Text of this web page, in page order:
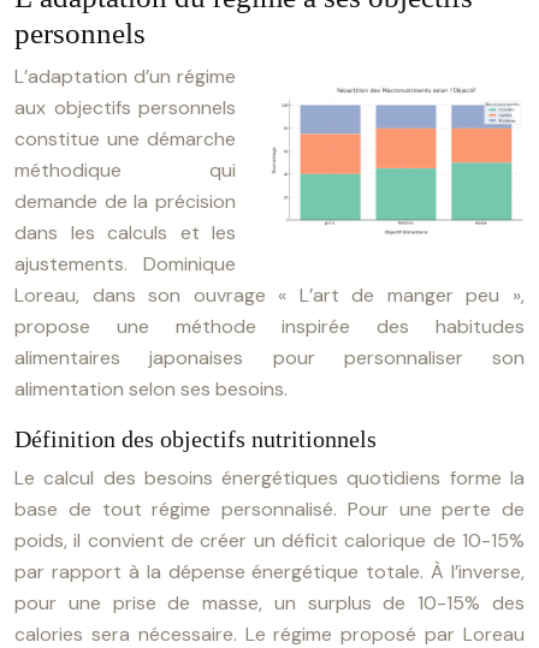
personnels
L’adaptation d’un régime
aux objectifs personnels
constitue une démarche
méthodique qui
demande de la précision
dans les calculs et les
ajustements. Dominique
Loreau, dans son ouvrage « L’art de manger peu »,
propose une méthode inspirée des habitudes
alimentaires japonaises pour personnaliser son
alimentation selon ses besoins.
Définition des objectifs nutritionnels
Le calcul des besoins énergétiques quotidiens forme la
base de tout régime personnalisé. Pour une perte de
poids, il convient de créer un déficit calorique de 10-15%
par rapport à la dépense énergétique totale. À l’inverse,
pour une prise de masse, un surplus de 10-15% des
calories sera nécessaire. Le régime proposé par Loreau